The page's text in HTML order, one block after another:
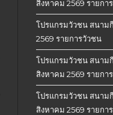
สิงหาคม 2569 รายกา
โปรแกรมวัวชน สนา
2569 รายการวัวชน
โปรแกรมวัวชน สนาม
สิงหาคม 2569 รายกา
โปรแกรมวัวชน สนาม
สิงหาคม 2569 รายกา